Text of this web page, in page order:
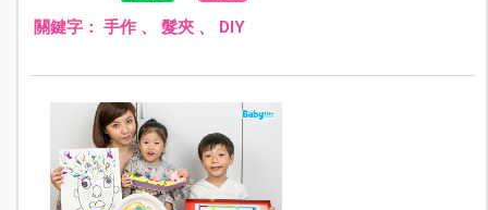
關鍵字： 手作、 髮夾、 DIY